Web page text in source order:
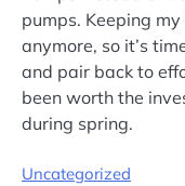
pumps. Keeping
anymore, so it’s
and pair back to
been worth the
during spring.
Uncategorized